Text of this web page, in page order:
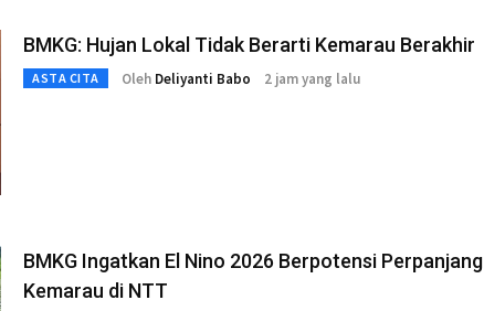
BMKG: Hujan Lokal Tidak Berarti Kemarau Berakhir
ASTA CITA Oleh Deliyanti Babo 2 jam yang lalu
BMKG Ingatkan El Nino 2026 Berpotensi Perpanjang
Kemarau di NTT